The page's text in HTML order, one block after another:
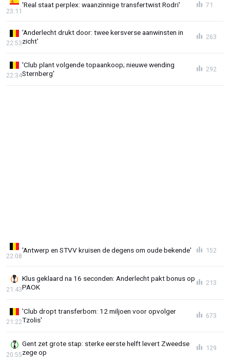
'Real staat perplex: waanzinnige transfertwist Rodri'
23:11
71
'Anderlecht drukt door: twee kersverse aanwinsten in
zicht'
22:53
263
'Club plant volgende topaankoop; nieuwe wending
Sternberg'
22:34
292
'Antwerp en STVV kruisen de degens om oude bekende'
22:08
152
Klus geklaard na 16 seconden: Anderlecht pakt bonus op
PAOK
21:43
213
'Club dropt transferbom: 12 miljoen voor opvolger
Tzolis'
21:22
673
Gent zet grote stap: sterke eerste helft levert Zweedse
zege op
20:55
129